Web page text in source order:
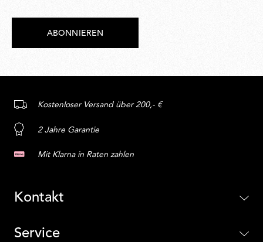
ABONNIEREN
Kostenloser Versand über 200,- €
2 Jahre Garantie
Mit Klarna in Raten zahlen
Kontakt
Service